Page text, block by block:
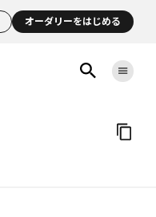
オーダリーをはじめる